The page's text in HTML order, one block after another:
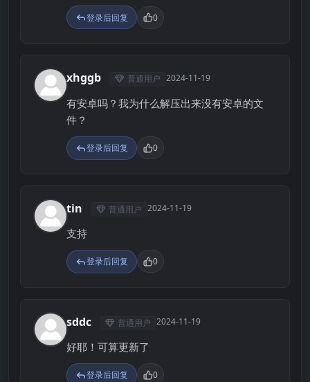
登录后回复 0
X xhggb 普通用户 2024-11-19
有安卓吗？我为什么解压出来没有安卓的文
件？
登录后回复 0
T tin 普通用户 2024-11-19
支持
登录后回复 0
S sddc 普通用户 2024-11-19
好耶！可算更新了
登录后回复 0